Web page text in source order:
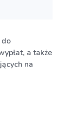
do
a także
na